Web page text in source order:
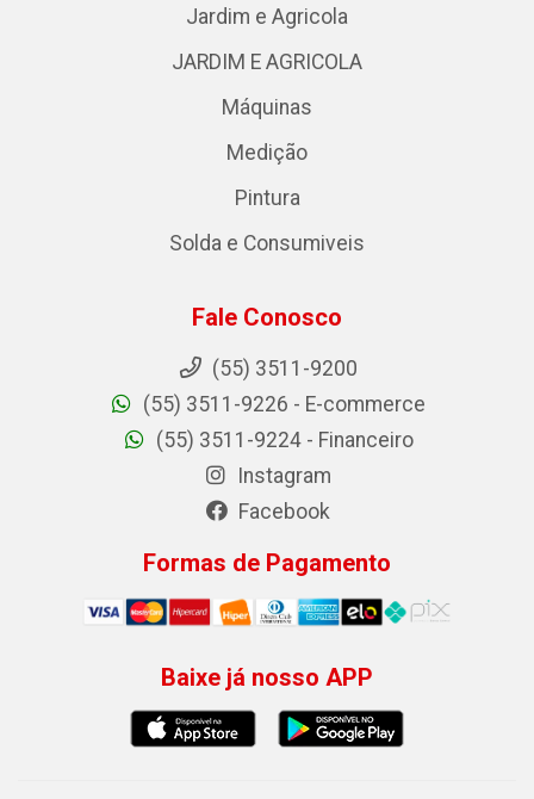
Jardim e Agricola
JARDIM E AGRICOLA
Máquinas
Medição
Pintura
Solda e Consumiveis
Fale Conosco
(55) 3511-9200
(55) 3511-9226 - E-commerce
(55) 3511-9224 - Financeiro
Instagram
Facebook
Formas de Pagamento
Baixe já nosso APP